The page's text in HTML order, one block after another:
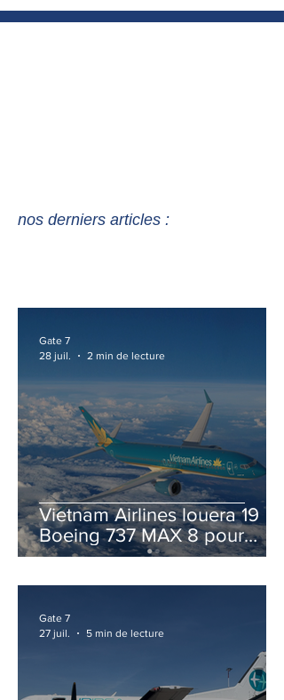
nos derniers articles :
Vietnam Airlines louera 19
Boeing 737 MAX 8 pour
accélérer la modernisation
Gate 7
28 juil.
2 min de lecture
Gate 7
27 juil.
5 min de lecture